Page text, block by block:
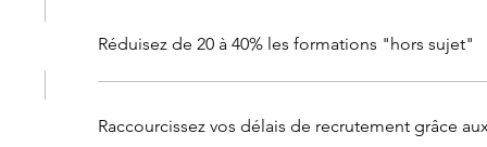
Réduisez de 20 à 40% les formations "hors sujet"
Raccourcissez vos délais de recrutement grâce